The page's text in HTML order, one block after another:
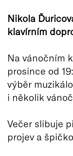
Nikola
klavírním
Na vánočním
prosince od
výběr
i několik
Večer slibuje
projev a